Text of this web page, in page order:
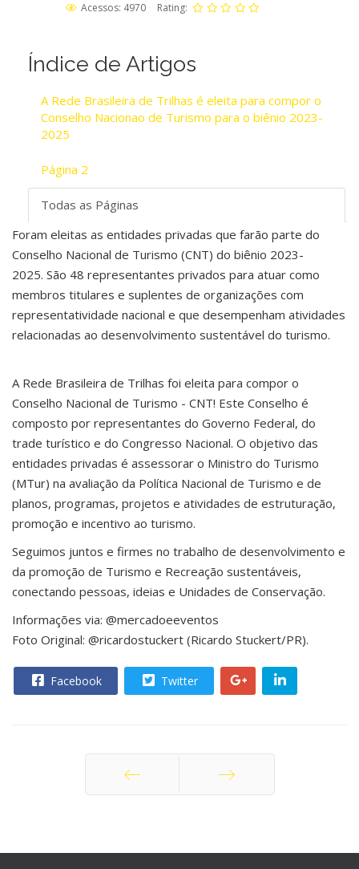
Acessos: 4970
Rating:
Índice de Artigos
A Rede Brasileira de Trilhas é eleita para compor o
Conselho Nacionao de Turismo para o biênio 2023-
2025
Página 2
Todas as Páginas
Foram eleitas as entidades privadas que farão parte do
Conselho Nacional de Turismo (CNT) do biênio 2023-
2025. São 48 representantes privados para atuar como
membros titulares e suplentes de organizações com
representatividade nacional e que desempenham atividades
relacionadas ao desenvolvimento sustentável do turismo.
A Rede Brasileira de Trilhas foi eleita para compor o
Conselho Nacional de Turismo - CNT! Este Conselho é
composto por representantes do Governo Federal, do
trade turístico e do Congresso Nacional. O objetivo das
entidades privadas é assessorar o Ministro do Turismo
(MTur) na avaliação da Política Nacional de Turismo e de
planos, programas, projetos e atividades de estruturação,
promoção e incentivo ao turismo.
Seguimos juntos e firmes no trabalho de desenvolvimento e
da promoção de Turismo e Recreação sustentáveis,
conectando pessoas, ideias e Unidades de Conservação.
Informações via: @mercadoeeventos
Foto Original: @ricardostuckert (Ricardo Stuckert/PR).
Facebook Twitter